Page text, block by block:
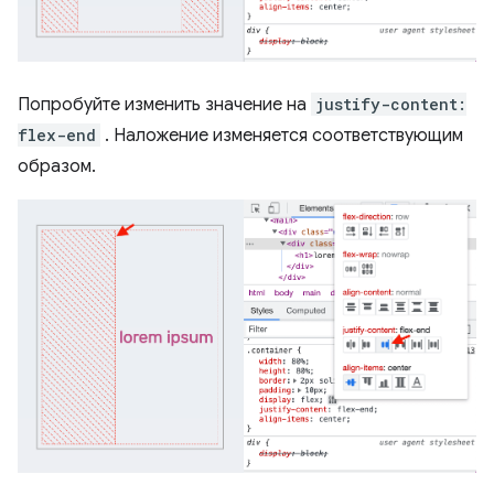
Попробуйте изменить значение на justify-content:
flex-end . Наложение изменяется соответствующим
образом.